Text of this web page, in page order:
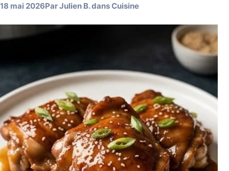
18 mai 2026ParJulien B.dansCuisine